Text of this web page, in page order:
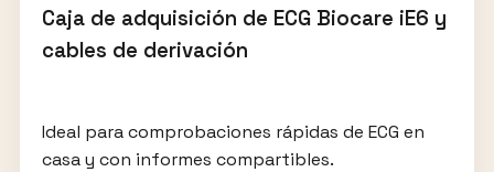
Caja de adquisición de ECG Biocare iE6 y
cables de derivación
Ideal para comprobaciones rápidas de ECG en
casa y con informes compartibles.